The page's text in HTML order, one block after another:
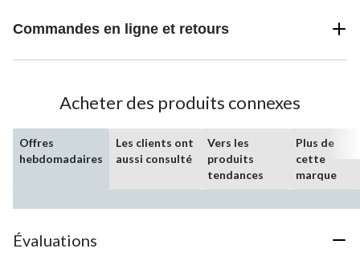
Commandes en ligne et retours
Acheter des produits connexes
Offres
hebdomadaires
Les clients ont
aussi consulté
Vers les
produits
tendances
Plus de
cette
marque
Évaluations